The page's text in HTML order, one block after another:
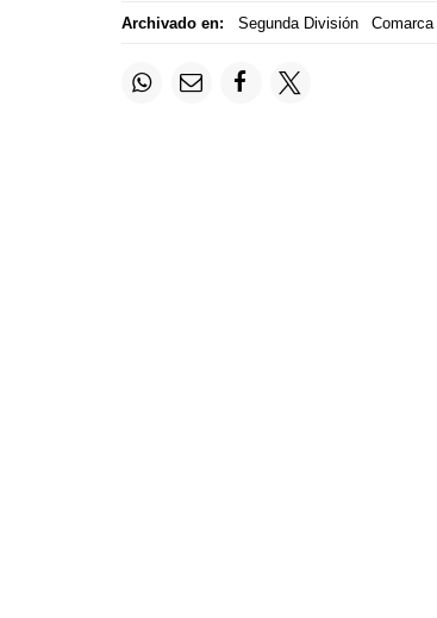
Archivado en: Segunda División